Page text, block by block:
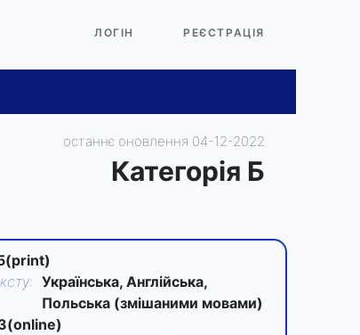
ЛОГІН РЕЄСТРАЦІЯ
останнє оновлення 04-12-2022
Категорiя Б
: Українська, Англійська,
Польська (змішаними мовами)